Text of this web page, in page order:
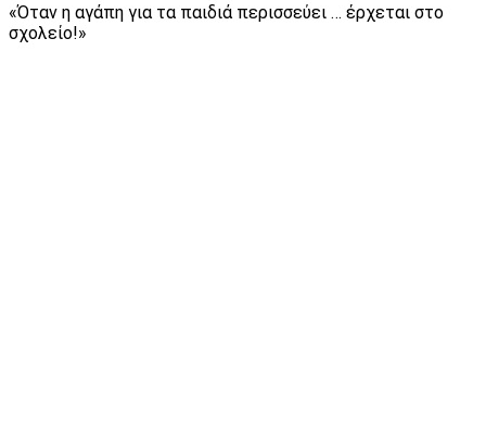
«Όταν η αγάπη για τα παιδιά περισσεύει … έρχεται στο
σχολείο!»